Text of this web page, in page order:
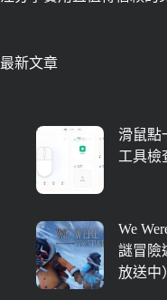
最新文章
滑鼠點
工具檢
We
謎冒險
放送中